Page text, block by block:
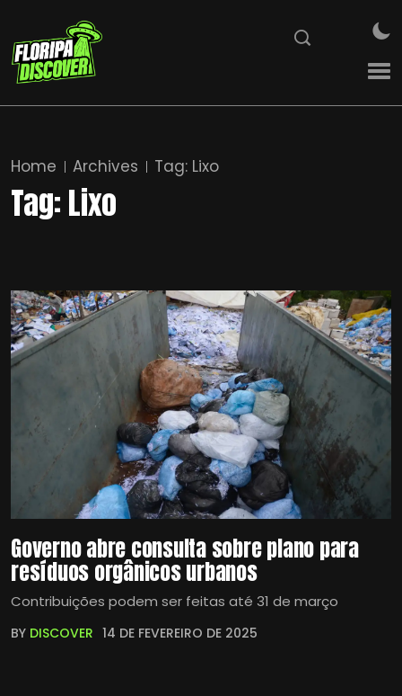
Home Archives Tag: Lixo
Tag:Lixo
Governo abre consulta sobre plano para
resíduos orgânicos urbanos
Contribuições podem ser feitas até 31 de março
BY DISCOVER 14 DE FEVEREIRO DE 2025